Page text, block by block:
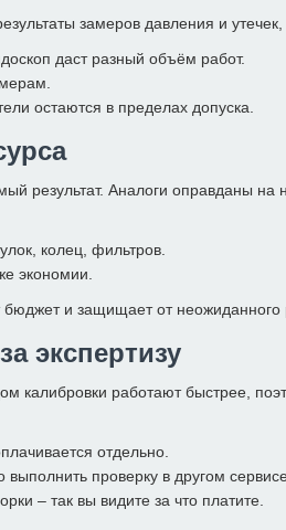
замеров давления и
даст разный объём работ.
остаются в пределах допуска.
результат. Аналоги оправданы на
колец, фильтров.
экономии.
и защищает от неожиданного
экспертизу
калибровки работают быстрее,
отдельно.
проверку в другом
– так вы видите за что платите.